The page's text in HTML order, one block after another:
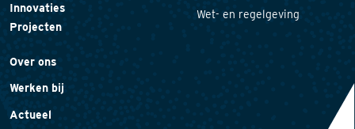
Innovaties
Projecten
Wet- en regelgeving
Over ons
Werken bij
Actueel